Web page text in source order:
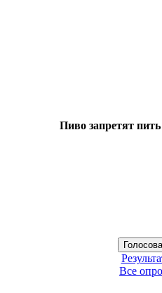
Пиво запретят
Все